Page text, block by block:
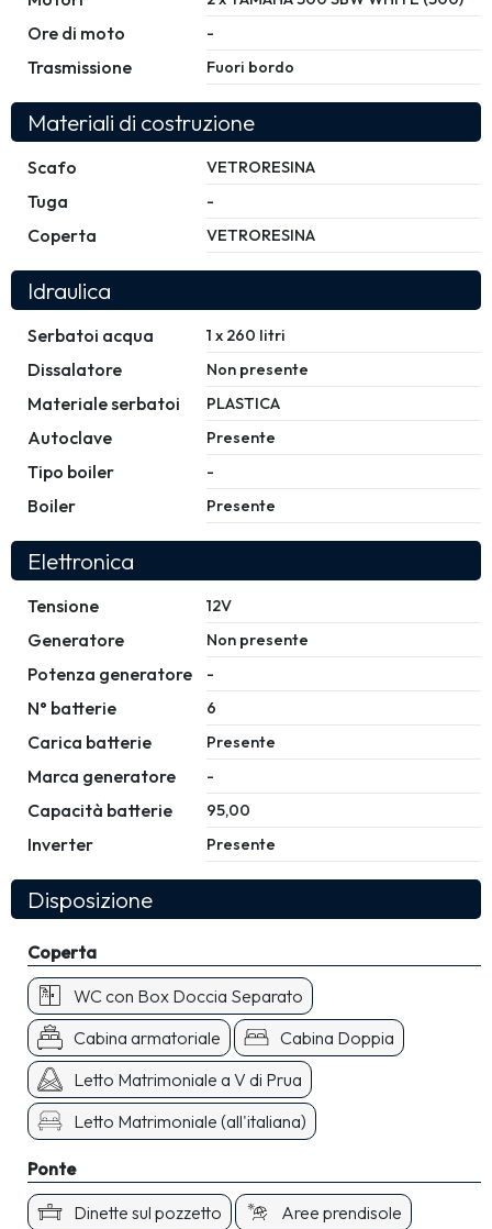
Ore di moto -
Trasmissione Fuori bordo
Materiali di costruzione
Scafo VETRORESINA
Tuga -
Coperta VETRORESINA
Idraulica
Serbatoi acqua 1 x 260 litri
Dissalatore Non presente
Materiale serbatoi PLASTICA
Autoclave Presente
Tipo boiler -
Boiler Presente
Elettronica
Tensione 12V
Generatore Non presente
Potenza generatore -
N° batterie 6
Carica batterie Presente
Marca generatore -
Capacità batterie 95,00
Inverter Presente
Disposizione
Coperta
WC con Box Doccia Separato
Cabina armatoriale
Cabina Doppia
Letto Matrimoniale a V di Prua
Letto Matrimoniale (all'italiana)
Ponte
Dinette sul pozzetto
Aree prendisole